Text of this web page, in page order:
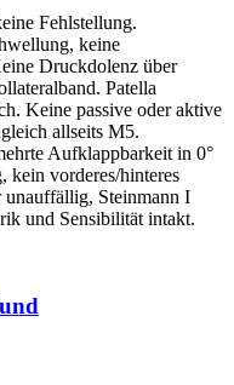
Fehlstellung.
keine
Druckdolenz über
Patella
Keine passive oder aktive
allseits M5.
Aufklappbarkeit in 0°
kein vorderes/hinteres
unauffällig, Steinmann I
und Sensibilität intakt.